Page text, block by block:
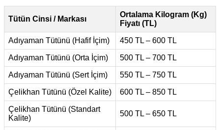
Tütün Cinsi / Markası
Ortalama Kilogram (Kg)
Fiyatı (TL)
Adıyaman Tütünü (Hafif İçim) 450 TL – 600 TL
Adıyaman Tütünü (Orta İçim) 500 TL – 700 TL
Adıyaman Tütünü (Sert İçim) 550 TL – 750 TL
Çelikhan Tütünü (Özel Kalite) 600 TL – 850 TL
Çelikhan Tütünü (Standart
Kalite)
500 TL – 650 TL